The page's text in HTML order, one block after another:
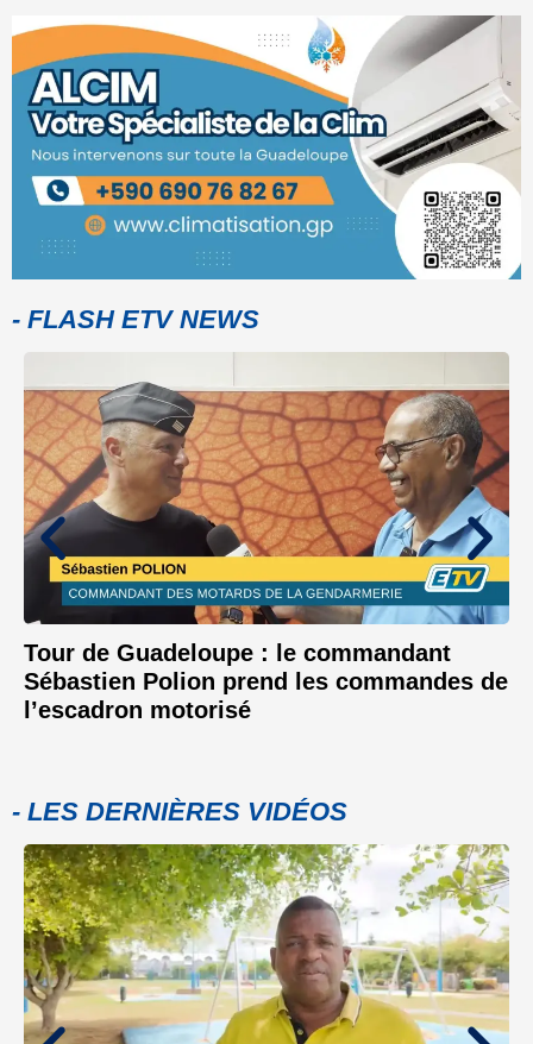
- FLASH ETV NEWS
Tour de Guadeloupe : le commandant
Sébastien Polion prend les commandes de
l’escadron motorisé
- LES DERNIÈRES VIDÉOS